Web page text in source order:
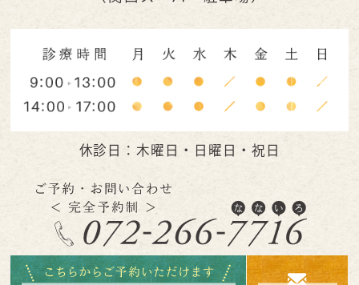
休診日：木曜日・日曜日・祝日